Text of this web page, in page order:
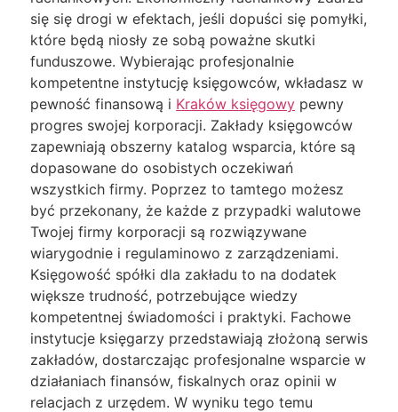
się się drogi w efektach, jeśli dopuści się pomyłki,
które będą niosły ze sobą poważne skutki
funduszowe. Wybierając profesjonalnie
kompetentne instytucję księgowców, wkładasz w
pewność finansową i Kraków księgowy pewny
progres swojej korporacji. Zakłady księgowców
zapewniają obszerny katalog wsparcia, które są
dopasowane do osobistych oczekiwań
wszystkich firmy. Poprzez to tamtego możesz
być przekonany, że każde z przypadki walutowe
Twojej firmy korporacji są rozwiązywane
wiarygodnie i regulaminowo z zarządzeniami.
Księgowość spółki dla zakładu to na dodatek
większe trudność, potrzebujące wiedzy
kompetentnej świadomości i praktyki. Fachowe
instytucje księgarzy przedstawiają złożoną serwis
zakładów, dostarczając profesjonalne wsparcie w
działaniach finansów, fiskalnych oraz opinii w
relacjach z urzędem. W wyniku tego temu